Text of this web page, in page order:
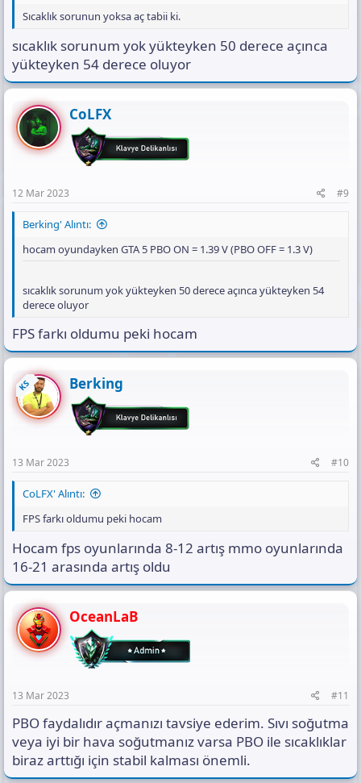
Sıcaklık sorunun yoksa aç tabii ki.
sıcaklık sorunum yok yükteyken 50 derece açınca
yükteyken 54 derece oluyor
CoLFX
12 Mar 2023 #9
Berking' Alıntı:
hocam oyundayken GTA 5 PBO ON = 1.39 V (PBO OFF = 1.3 V)
sıcaklık sorunum yok yükteyken 50 derece açınca yükteyken 54
derece oluyor
FPS farkı oldumu peki hocam
KS Berking
13 Mar 2023 #10
CoLFX' Alıntı:
FPS farkı oldumu peki hocam
Hocam fps oyunlarında 8-12 artış mmo oyunlarında
16-21 arasında artış oldu
OceanLaB
13 Mar 2023 #11
PBO faydalıdır açmanızı tavsiye ederim. Sıvı soğutma
veya iyi bir hava soğutmanız varsa PBO ile sıcaklıklar
biraz arttığı için stabil kalması önemli.